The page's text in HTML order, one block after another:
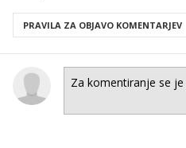
PRAVILA ZA OBJAVO KOMENTARJEV